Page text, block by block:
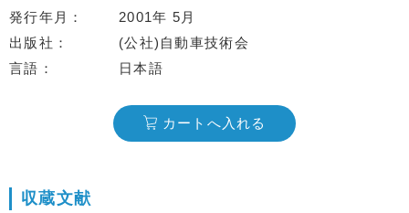
発行年月
2001年 5月
出版社
(公社)自動車技術会
言語
日本語
カートへ入れる
収蔵文献